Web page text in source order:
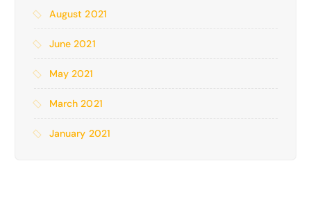
August 2021
June 2021
May 2021
March 2021
January 2021